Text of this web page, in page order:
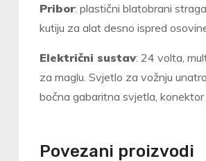
Pribor: plastični blatobrani
kutiju za alat desno ispred
Električni sustav: 24 volta,
za maglu. Svjetlo za vožnju
bočna gabaritna svjetla,
Povezani proizvodi